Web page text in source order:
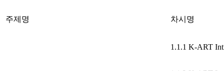
주제명 차시명
1.1.1 K-ART